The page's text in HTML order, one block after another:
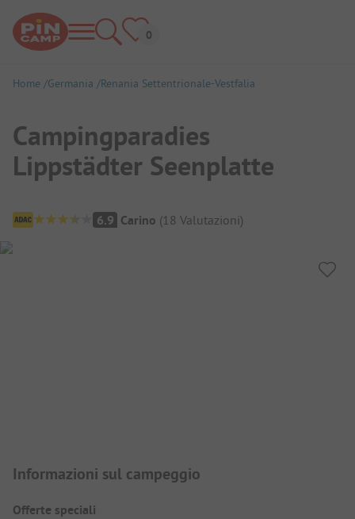
Home Germania Renania Settentrionale-Vestfalia
Campingparadies
Lippstädter Seenplatte
Panoramica del campeggio
6.9 Carino (18 Valutazioni)
Informazioni sul campeggio
Offerte speciali